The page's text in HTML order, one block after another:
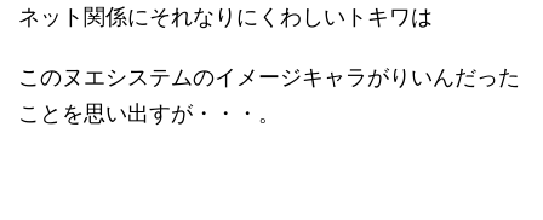
ネット関係にそれなりにくわしいトキワは
このヌエシステムのイメージキャラがりいんだった
ことを思い出すが・・・。